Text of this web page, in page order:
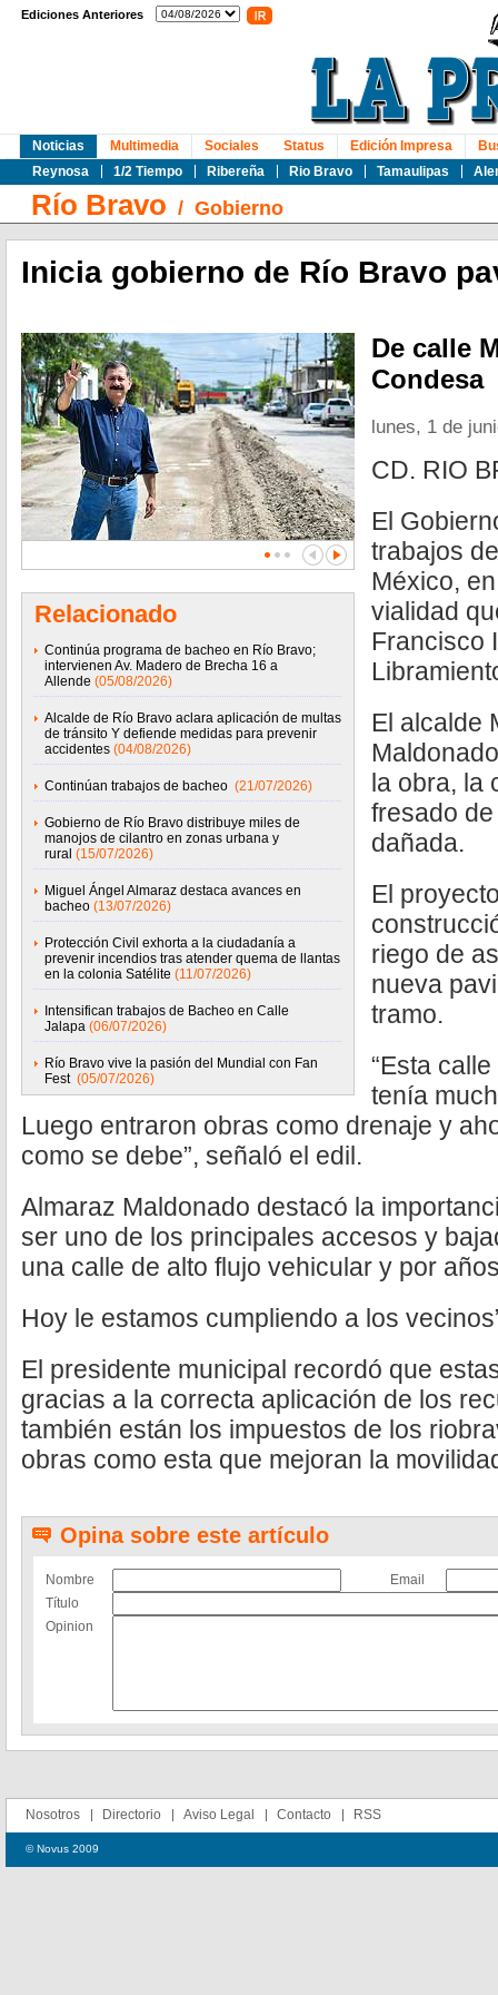
Ediciones Anteriores
Noticias
Reynosa
1/2 Tiempo Ribereña Rio Bravo Tamaulipas
Multimedia Sociales Status Edición Impresa
Río Bravo / Gobierno
Inicia gobierno de Río Bravo
Relacionado
Continúa programa de bacheo en Río Bravo;
intervienen Av. Madero de Brecha 16 a
Allende (05/08/2026)
Alcalde de Río Bravo aclara aplicación de multas
de tránsito Y defiende medidas para prevenir
accidentes (04/08/2026)
Continúan trabajos de bacheo (21/07/2026)
Gobierno de Río Bravo distribuye miles de
manojos de cilantro en zonas urbana y
rural (15/07/2026)
Miguel Ángel Almaraz destaca avances en
bacheo (13/07/2026)
Protección Civil exhorta a la ciudadanía a
prevenir incendios tras atender quema de llantas
en la colonia Satélite (11/07/2026)
Intensifican trabajos de Bacheo en Calle
Jalapa (06/07/2026)
Río Bravo vive la pasión del Mundial con Fan
Fest (05/07/2026)
De calle
Condesa
lunes, 1 de
CD. RIO
El
trabajos
México,
vialidad
Francisco
El alcalde
la obra, la
fresado
dañada.
El
riego de
nueva
tramo.
“Esta
tenía
Luego entraron obras como drenaje y
como se debe”, señaló el edil.
Almaraz Maldonado destacó la
ser uno de los principales accesos y
una calle de alto flujo vehicular y por
Hoy le estamos cumpliendo a los
El presidente municipal recordó que
gracias a la correcta aplicación de los
también están los impuestos de los
obras como esta que mejoran la
Opina sobre este artículo
Nombre
Email
Título
Opinion
Nosotros Directorio Aviso Legal Contacto RSS
© Novus 2009